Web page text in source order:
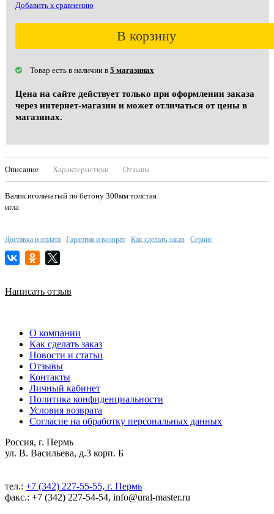
Добавить к сравнению
В корзину
Товар есть в наличии в 5 магазинах
Цена на сайте действует только при оформлении заказа
через интернет-магазин и может отличаться от цены в
магазинах.
Описание Характеристики Отзывы
Валик игольчатый по бетону 300мм толстая
игла
Доставка и оплата Гарантия и возврат Как сделать заказ Сервис
Написать отзыв
О компании
Как сделать заказ
Новости и статьи
Отзывы
Контакты
Личный кабинет
Политика конфиденциальности
Условия возврата
Согласие на обработку персональных данных
Россия, г. Пермь
ул. В. Васильева, д.3 корп. Б
тел.: +7 (342) 227-55-55, г. Пермь
факс.: +7 (342) 227-54-54, info@ural-master.ru